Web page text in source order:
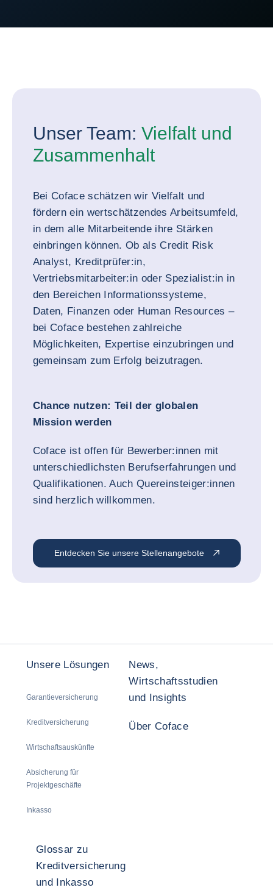
Unser Team: Vielfalt und
Zusammenhalt
Bei Coface schätzen wir Vielfalt und
fördern ein wertschätzendes Arbeitsumfeld,
in dem alle Mitarbeitende ihre Stärken
einbringen können. Ob als Credit Risk
Analyst, Kreditprüfer:in,
Vertriebsmitarbeiter:in oder Spezialist:in in
den Bereichen Informationssysteme,
Daten, Finanzen oder Human Resources –
bei Coface bestehen zahlreiche
Möglichkeiten, Expertise einzubringen und
gemeinsam zum Erfolg beizutragen.
Chance nutzen: Teil der globalen
Mission werden
Coface ist offen für Bewerber:innen mit
unterschiedlichsten Berufserfahrungen und
Qualifikationen. Auch Quereinsteiger:innen
sind herzlich willkommen.
Entdecken Sie unsere Stellenangebote
Unsere Lösungen
Garantieversicherung
Kreditversicherung
Wirtschaftsauskünfte
Absicherung für
Projektgeschäfte
Inkasso
News,
Wirtschaftsstudien
und Insights
Über Coface
Glossar zu
Kreditversicherung
und Inkasso